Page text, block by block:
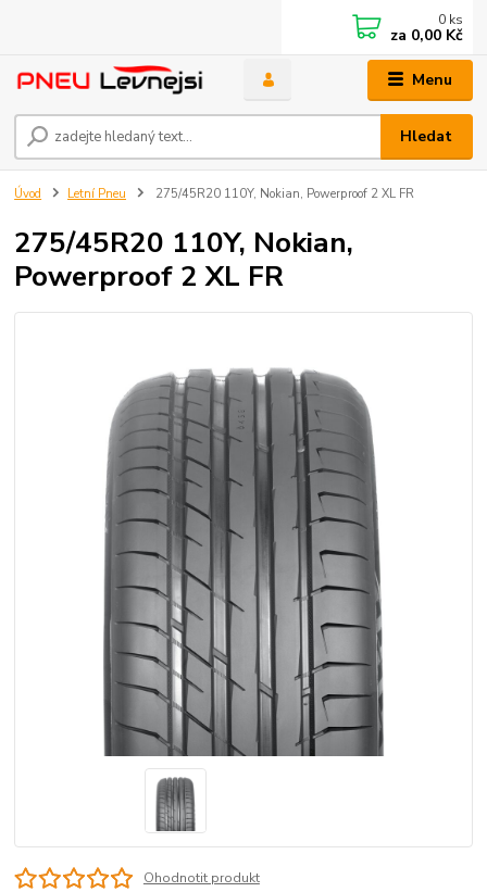
Menu
Hledat
0 ks
za 0,00 Kč
Úvod Letní Pneu 275/45R20 110Y, Nokian, Powerproof 2 XL FR
275/45R20 110Y, Nokian,
Powerproof 2 XL FR
Ohodnotit produkt